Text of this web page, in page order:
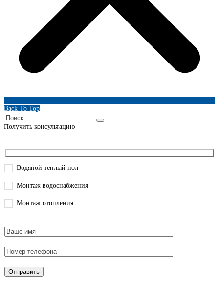
Back To Top
Получить консультацию
Водяной теплый пол
Монтаж водоснабжения
Монтаж отопления